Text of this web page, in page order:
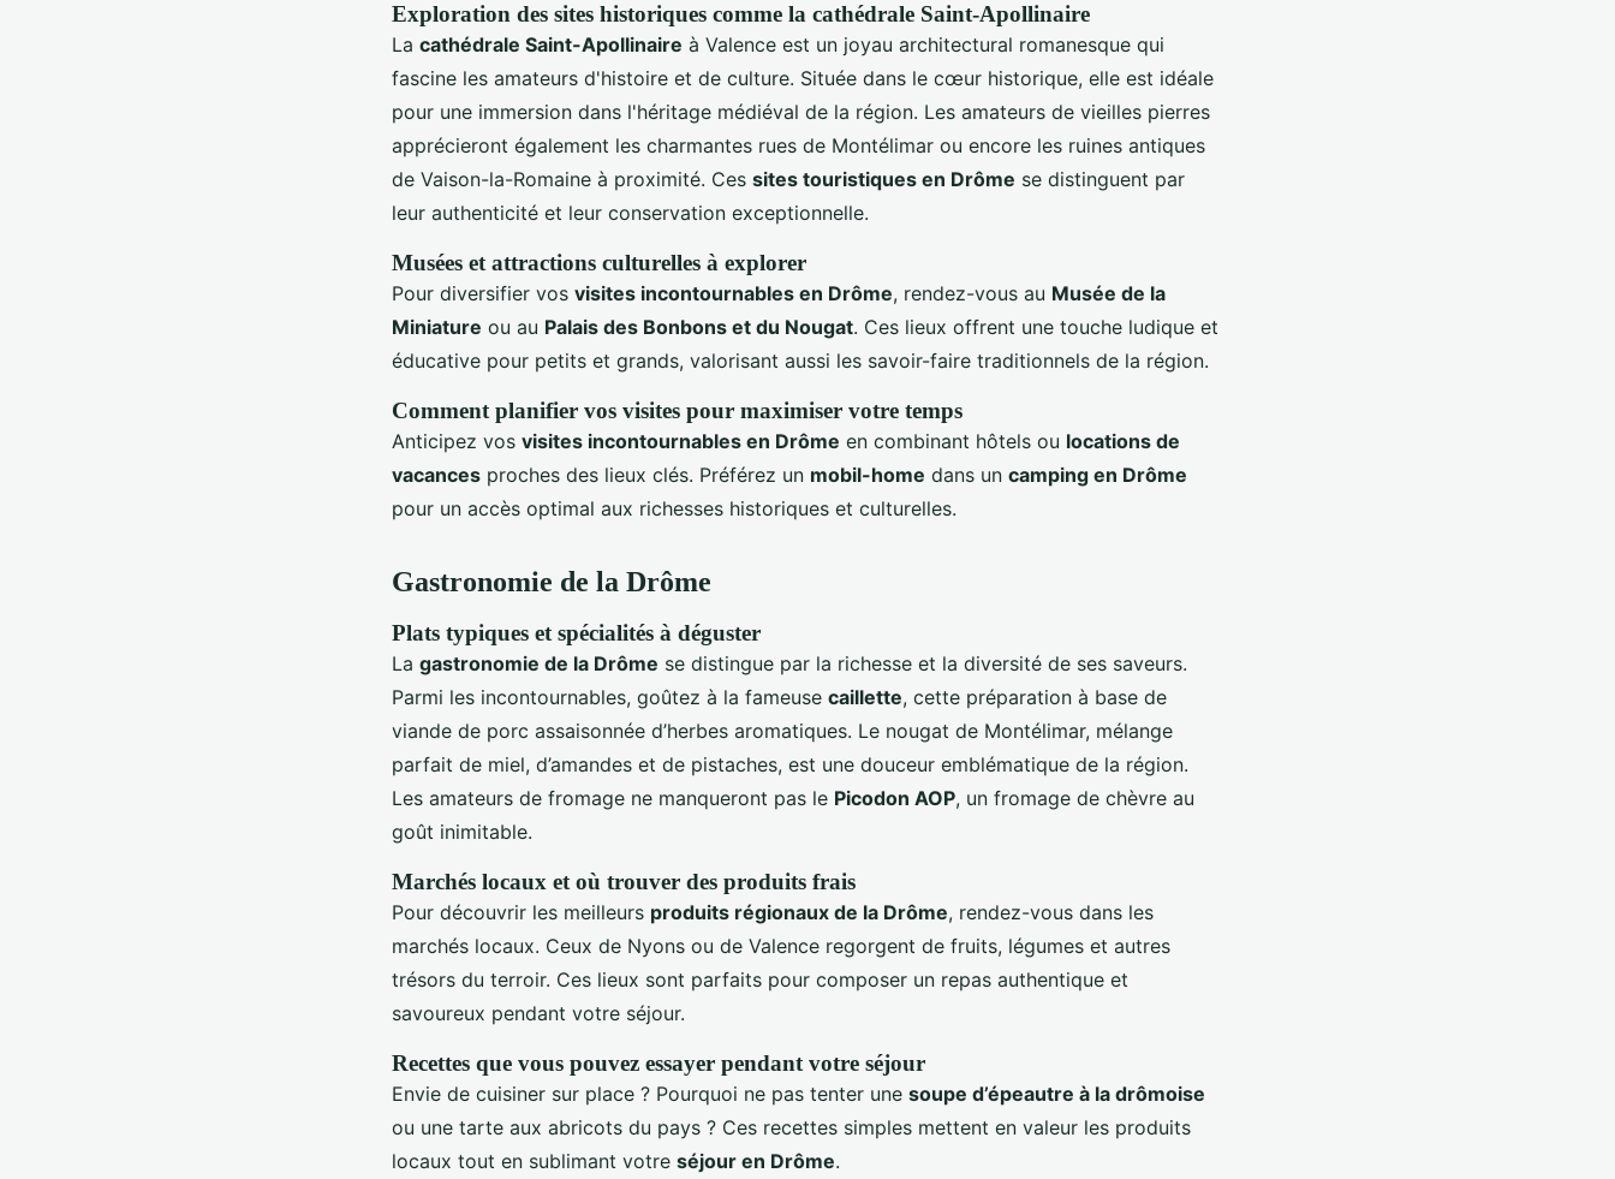
Exploration des sites historiques comme la cathédrale Saint-Apollinaire
La cathédrale Saint-Apollinaire à Valence est un joyau architectural romanesque qui
fascine les amateurs d'histoire et de culture. Située dans le cœur historique, elle est idéale
pour une immersion dans l'héritage médiéval de la région. Les amateurs de vieilles pierres
apprécieront également les charmantes rues de Montélimar ou encore les ruines antiques
de Vaison-la-Romaine à proximité. Ces sites touristiques en Drôme se distinguent par
leur authenticité et leur conservation exceptionnelle.
Musées et attractions culturelles à explorer
Pour diversifier vos visites incontournables en Drôme, rendez-vous au Musée de la
Miniature ou au Palais des Bonbons et du Nougat. Ces lieux offrent une touche ludique et
éducative pour petits et grands, valorisant aussi les savoir-faire traditionnels de la région.
Comment planifier vos visites pour maximiser votre temps
Anticipez vos visites incontournables en Drôme en combinant hôtels ou locations de
vacances proches des lieux clés. Préférez un mobil-home dans un camping en Drôme
pour un accès optimal aux richesses historiques et culturelles.
Gastronomie de la Drôme
Plats typiques et spécialités à déguster
La gastronomie de la Drôme se distingue par la richesse et la diversité de ses saveurs.
Parmi les incontournables, goûtez à la fameuse caillette, cette préparation à base de
viande de porc assaisonnée d’herbes aromatiques. Le nougat de Montélimar, mélange
parfait de miel, d’amandes et de pistaches, est une douceur emblématique de la région.
Les amateurs de fromage ne manqueront pas le Picodon AOP, un fromage de chèvre au
goût inimitable.
Marchés locaux et où trouver des produits frais
Pour découvrir les meilleurs produits régionaux de la Drôme, rendez-vous dans les
marchés locaux. Ceux de Nyons ou de Valence regorgent de fruits, légumes et autres
trésors du terroir. Ces lieux sont parfaits pour composer un repas authentique et
savoureux pendant votre séjour.
Recettes que vous pouvez essayer pendant votre séjour
Envie de cuisiner sur place ? Pourquoi ne pas tenter une soupe d’épeautre à la drômoise
ou une tarte aux abricots du pays ? Ces recettes simples mettent en valeur les produits
locaux tout en sublimant votre séjour en Drôme.